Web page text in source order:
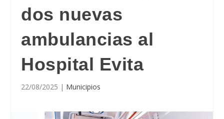
dos nuevas
ambulancias al
Hospital Evita
22/08/2025 | Municipios